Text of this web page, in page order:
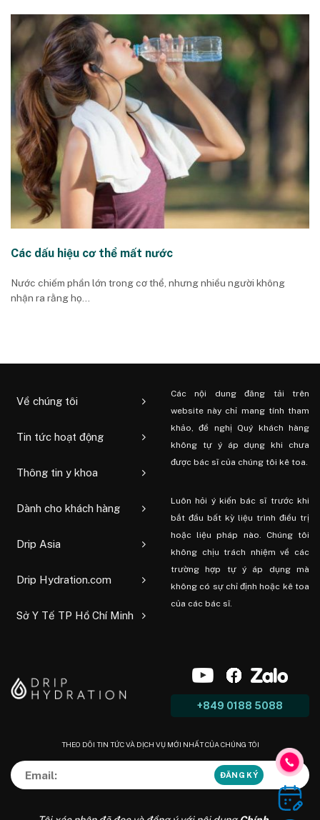
Các dấu hiệu cơ thể mất nước
Nước chiếm phần lớn trong cơ thể, nhưng nhiều người không
nhận ra rằng họ...
Về chúng tôi
Tin tức hoạt động
Thông tin y khoa
Dành cho khách hàng
Drip Asia
Drip Hydration.com
Sở Y Tế TP Hồ Chí Minh
Các nội dung đăng tải trên
website này chỉ mang tính tham
khảo, đề nghị Quý khách hàng
không tự ý áp dụng khi chưa
được bác sĩ của chúng tôi kê toa.
Luôn hỏi ý kiến ​​bác sĩ trước khi
bắt đầu bất kỳ liệu trình điều trị
hoặc liệu pháp nào. Chúng tôi
không chịu trách nhiệm về các
trường hợp tự ý áp dụng mà
không có sự chỉ định hoặc kê toa
của các bác sĩ.
+849 0188 5088
THEO DÕI TIN TỨC VÀ DỊCH VỤ MỚI NHẤT CỦA CHÚNG TÔI